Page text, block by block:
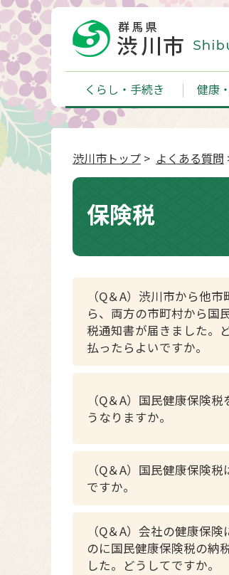
くらし・手続き 健康
渋川市トップ > よくある質問
保険税
（Q＆A）渋川市から他
ら、両方の市町村から国
税通知書が届きました。
払ったらよいですか。
（Q＆A）国民健康保険
うなりますか。
（Q＆A）国民健康保険
ですか。
（Q＆A）会社の健康保
のに国民健康保険税の納
した。どうしてですか。